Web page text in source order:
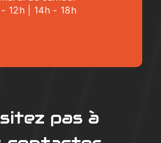
pas à
- 12h | 14h - 18h